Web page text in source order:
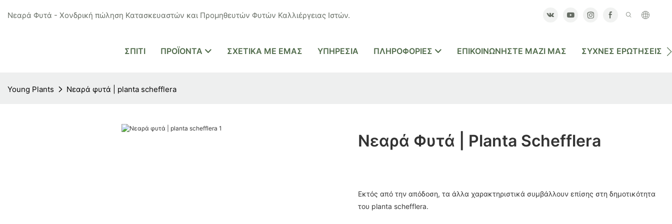
Νεαρά Φυτά - Χονδρική πώληση Κατασκευαστών και Προμηθευτών Φυτών Καλλιέργειας Ιστών.
ΣΠΊΤΙ ΠΡΟΪΌΝΤΑ ΣΧΕΤΙΚΆ ΜΕ ΕΜΆΣ ΥΠΗΡΕΣΊΑ ΠΛΗΡΟΦΟΡΊΕΣ ΕΠΙΚΟΙΝΩΝΉΣΤΕ ΜΑΖΊ ΜΑΣ ΣΥΧΝΈΣ ΕΡΩΤΉΣΕΙΣ
Young Plants Νεαρά φυτά | planta schefflera
Νεαρά Φυτά | Planta Schefflera
Εκτός από την απόδοση, τα άλλα χαρακτηριστικά συμβάλλουν επίσης στη δημοτικότητα
του planta schefflera.